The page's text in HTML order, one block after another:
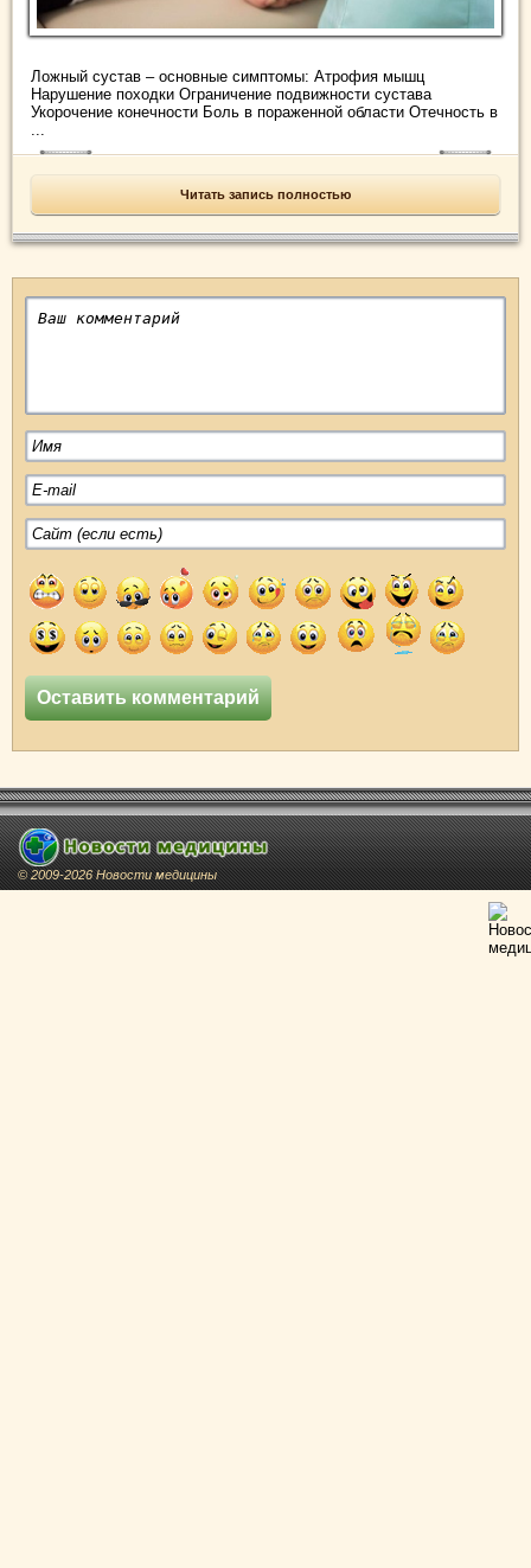
Ложный сустав – основные симптомы: Атрофия мышц
Нарушение походки Ограничение подвижности сустава
Укорочение конечности Боль в пораженной области Отечность в
...
Читать запись полностью
© 2009-2026 Новости медицины